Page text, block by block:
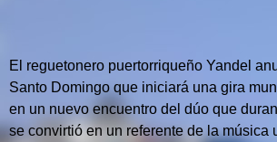
El reguetonero puertorriqueño Yandel
Santo Domingo que iniciará una gira
en un nuevo encuentro del dúo que
se convirtió en un referente de la música